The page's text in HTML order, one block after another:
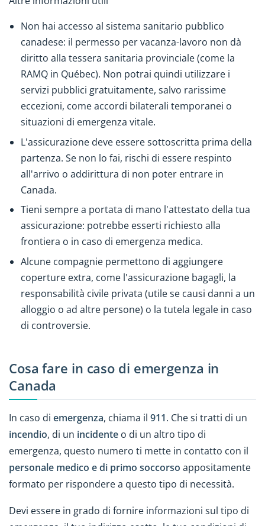
Non hai accesso al sistema sanitario pubblico
canadese: il permesso per vacanza-lavoro non dà
diritto alla tessera sanitaria provinciale (come la
RAMQ in Québec). Non potrai quindi utilizzare i
servizi pubblici gratuitamente, salvo rarissime
eccezioni, come accordi bilaterali temporanei o
situazioni di emergenza vitale.
L'assicurazione deve essere sottoscritta prima della
partenza. Se non lo fai, rischi di essere respinto
all'arrivo o addirittura di non poter entrare in
Canada.
Tieni sempre a portata di mano l'attestato della tua
assicurazione: potrebbe esserti richiesto alla
frontiera o in caso di emergenza medica.
Alcune compagnie permettono di aggiungere
coperture extra, come l'assicurazione bagagli, la
responsabilità civile privata (utile se causi danni a un
alloggio o ad altre persone) o la tutela legale in caso
di controversie.
Cosa fare in caso di emergenza in
Canada
In caso di emergenza, chiama il 911. Che si tratti di un
incendio, di un incidente o di un altro tipo di
emergenza, questo numero ti mette in contatto con il
personale medico e di primo soccorso appositamente
formato per rispondere a questo tipo di necessità.
Devi essere in grado di fornire informazioni sul tipo di